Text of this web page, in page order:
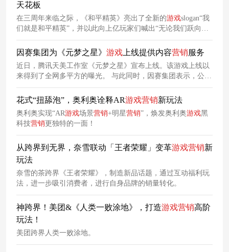
天花板
在三周年来临之际，《和平精英》亮出了全新的游戏slogan“我
们就是和平精英”，并以此向上亿玩家们喊出“无论我们跃向何
处，必将落地有声”的价值主张，跳出游戏营销桎梏，以更广阔
的视野与更真实的故事开启了游戏 破圈的新纪元。
因赛集团为《元梦之星》 游戏 上线提供内容营销服务
近日，腾讯天美工作室《元梦之星》宣布上线。该游戏上线以
来得到了全网多平方的曝光。 与此同时，因赛集团表示，公司
作为腾讯的营销合作伙伴，为《元梦之星》产品的预热上线策
划了相关品牌营销 活动，针对产品预约、内容共创、下载等环
节提供相关创意内容。
花式“扭舔泡”，奥利奥诠释AR游戏营销新玩法
奥利奥实现“AR游戏场景营销+明星营销”，焕发奥利奥游戏黑
科技营销 更独特的一面！
从跨界到无界，奈雪联动「王者荣耀」变革游戏营销新
玩法
奈雪的茶跨界《王者荣耀》，制造新品话题，通过互动福利玩
法，进一步吸引消费者，进行自身品牌的销量转化。
神跨界！美团&《人类一败涂地》，打造游戏营销高阶
玩法！
美团跨界人类一败涂地。